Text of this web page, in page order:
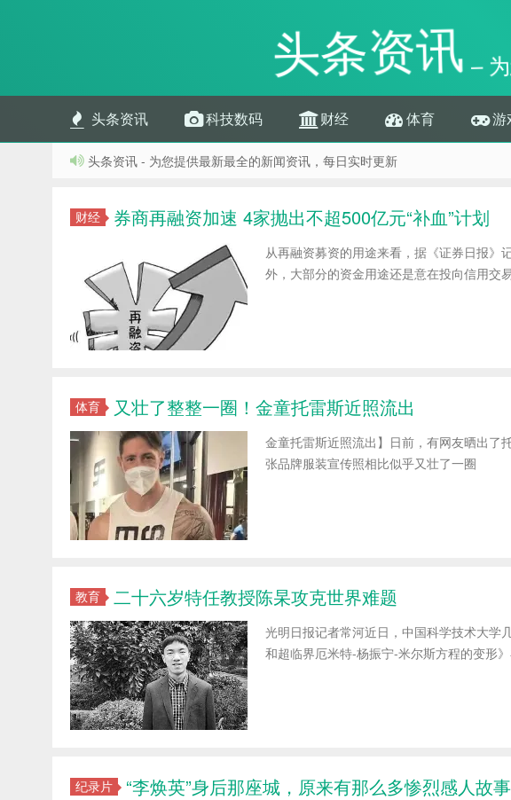
头条资讯–
头条资讯 科技数码 财经 体育 游
头条资讯 - 为您提供最新最全的新闻资讯，每日实时更新
财经 券商再融资加速 4家抛出不超500亿元“补血”计划
从再融资募资的用途来看，据《证券日报》
外，大部分的资金用途还是意在投向信用交
体育 又壮了整整一圈！金童托雷斯近照流出
金童托雷斯近照流出】日前，有网友晒出了
张品牌服装宣传照相比似乎又壮了一圈
教育 二十六岁特任教授陈杲攻克世界难题
光明日报记者常河近日，中国科学技术大学
和超临界厄米特-杨振宁-米尔斯方程的变形
纪录片 “李焕英”身后那座城，原来有那么多惨烈感人故事